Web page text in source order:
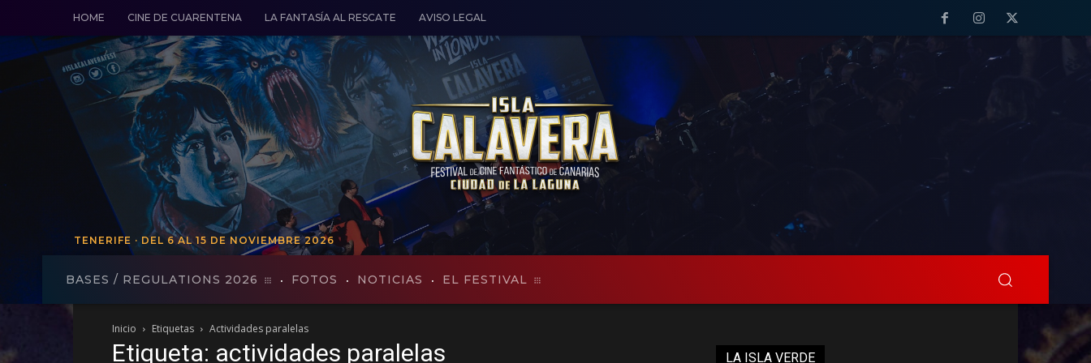
HOME CINE DE CUARENTENA LA FANTASÍA AL RESCATE AVISO LEGAL
TENERIFE · DEL 6 AL 15 DE NOVIEMBRE 2026
BASES / REGULATIONS 2026 FOTOS NOTICIAS EL FESTIVAL
Inicio Etiquetas Actividades paralelas
Etiqueta: actividades paralelas LA ISLA VERDE